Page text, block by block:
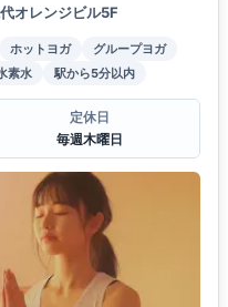
オレンジビル5F
ホットヨガ
グループヨガ
素水 駅から5分以内
定休日
毎週木曜日